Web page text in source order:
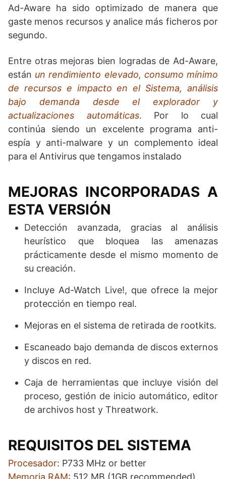
Ad-Aware ha sido optimizado de manera que
gaste menos recursos y analice más ficheros por
segundo.
Entre otras mejoras bien logradas de Ad-Aware,
están un rendimiento elevado, consumo mínimo
de recursos e impacto en el Sistema, análisis
bajo demanda desde el explorador y
actualizaciones automáticas. Por lo cual
continúa siendo un excelente programa anti-
espía y anti-malware y un complemento ideal
para el Antivirus que tengamos instalado
MEJORAS INCORPORADAS A
ESTA VERSIÓN
Detección avanzada, gracias al análisis
heurístico que bloquea las amenazas
prácticamente desde el mismo momento de
su creación.
Incluye Ad-Watch Live!, que ofrece la mejor
protección en tiempo real.
Mejoras en el sistema de retirada de rootkits.
Escaneado bajo demanda de discos externos
y discos en red.
Caja de herramientas que incluye visión del
proceso, gestión de inicio automático, editor
de archivos host y Threatwork.
REQUISITOS DEL SISTEMA
Procesador: P733 MHz or better
Memoria RAM: 512 MB (1GB recommended)